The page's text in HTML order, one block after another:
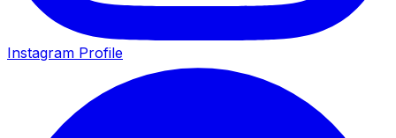
Instagram Profile